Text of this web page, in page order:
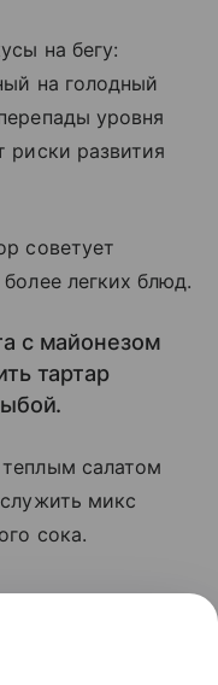
на бегу:
на голодный
уровня
риски развития
советует
легких блюд.
с майонезом
тартар
салатом
микс
сока.
предпочесть